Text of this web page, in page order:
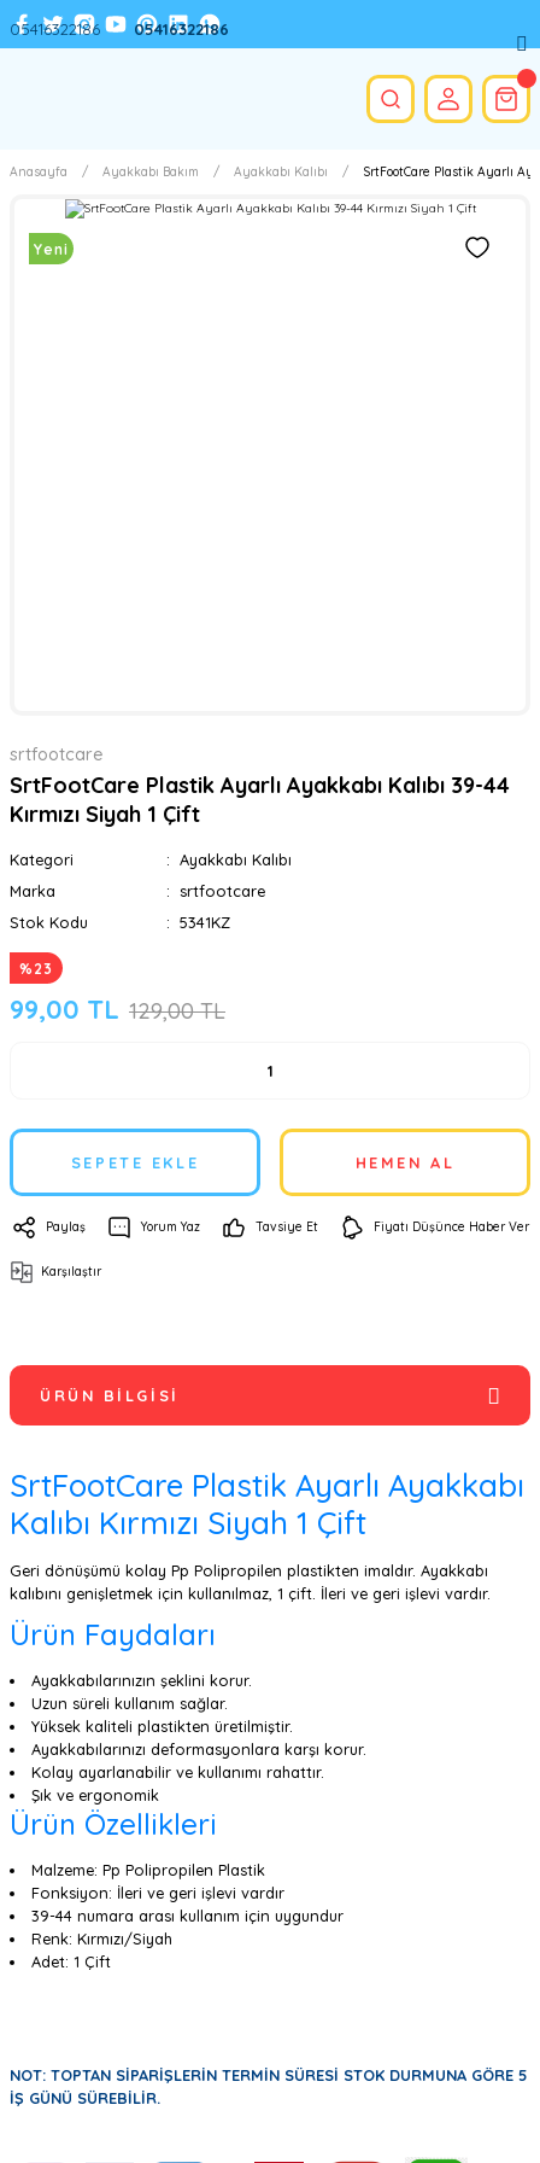
Anasayfa Ayakkabı Bakım Ayakkabı Kalıbı SrtFootCare Plastik Ayarlı
Yeni
srtfootcare
SrtFootCare Plastik Ayarlı Ayakkabı Kalıbı 39-44
Kırmızı Siyah 1 Çift
Kategori
Ayakkabı Kalıbı
Marka
srtfootcare
Stok Kodu
5341KZ
%23
99,00 TL 129,00 TL
SEPETE EKLE HEMEN AL
Paylaş Yorum Yaz Tavsiye Et Fiyatı Düşünce Haber Ver
Karşılaştır
ÜRÜN BILGISI
SrtFootCare Plastik Ayarlı Ayakkabı
Kalıbı Kırmızı Siyah 1 Çift
Geri dönüşümü kolay Pp Polipropilen plastikten imaldır. Ayakkabı
kalıbını genişletmek için kullanılmaz, 1 çift. İleri ve geri işlevi vardır.
Ürün Faydaları
Ayakkabılarınızın şeklini korur.
Uzun süreli kullanım sağlar.
Yüksek kaliteli plastikten üretilmiştir.
Ayakkabılarınızı deformasyonlara karşı korur.
Kolay ayarlanabilir ve kullanımı rahattır.
Şık ve ergonomik
Ürün Özellikleri
Malzeme: Pp Polipropilen Plastik
Fonksiyon: İleri ve geri işlevi vardır
39-44 numara arası kullanım için uygundur
Renk: Kırmızı/Siyah
Adet: 1 Çift
NOT: TOPTAN SİPARİŞLERİN TERMİN SÜRESİ STOK DURMUNA GÖRE 5
İŞ GÜNÜ SÜREBİLİR.
05416322186 05416322186